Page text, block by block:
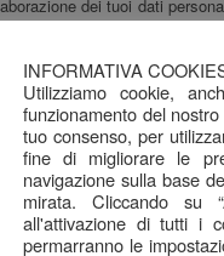
dei tuoi dati
sicurezza e la
per particolari
SSL codifica le
la riservatezza delle
(PSP) eAzienda
del GDPR a segnalare
azioni volte a
attenzione
INFORMATIVA
Utilizziamo cookie,
funzionamento del
tuo consenso, per
fine di migliorare le
navigazione sulla base
mirata. Cliccando su
all'attivazione di tutti i
permarranno le